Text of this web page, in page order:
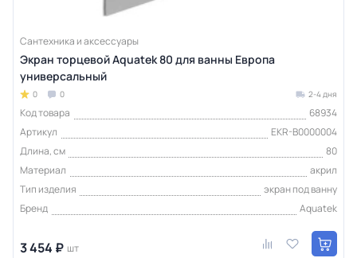
Сантехника и аксессуары
Экран торцевой Aquatek 80 для ванны Европа
универсальный
0 0 2-4 дня
Код товара
68934
Артикул
EKR-B0000004
Длина, см
80
Материал
акрил
Тип изделия
экран под ванну
Бренд
Aquatek
3 454 ₽ шт